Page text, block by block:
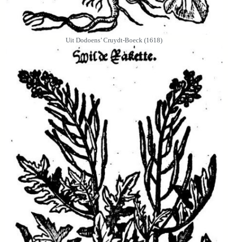
Uit Dodoens’ Cruydt-Boeck (1618)